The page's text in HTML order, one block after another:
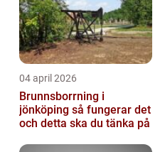
04 april 2026
Brunnsborrning i
jönköping så fungerar det
och detta ska du tänka på